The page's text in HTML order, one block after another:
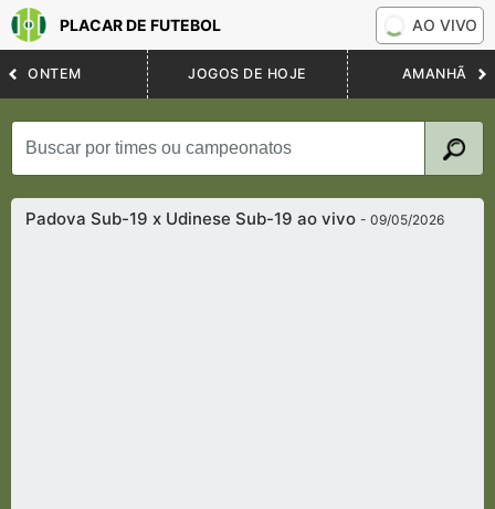
PLACAR DE FUTEBOL AO VIVO
ONTEM JOGOS DE HOJE AMANHÃ
Padova Sub-19 x Udinese Sub-19 ao vivo- 09/05/2026